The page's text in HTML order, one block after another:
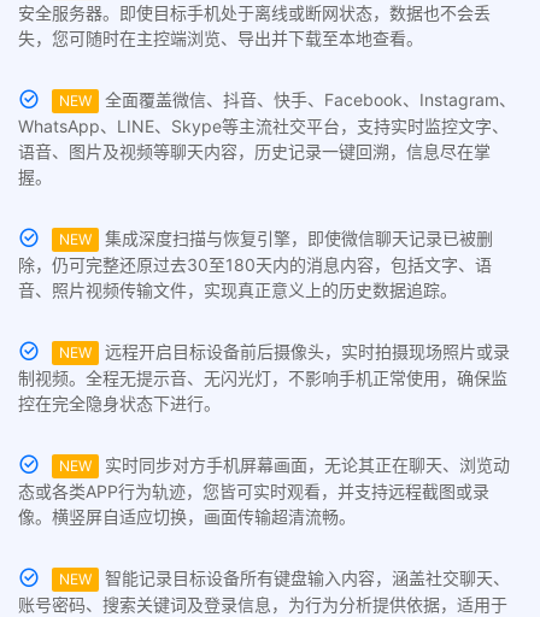
安全服务器。即使目标手机处于离线或断网状态，数据也不会丢
失，您可随时在主控端浏览、导出并下载至本地查看。
NEW
全面覆盖微信、抖音、快手、Facebook、Instagram、
WhatsApp、LINE、Skype等主流社交平台，支持实时监控文字、
语音、图片及视频等聊天内容，历史记录一键回溯，信息尽在掌
握。
NEW
集成深度扫描与恢复引擎，即使微信聊天记录已被删
除，仍可完整还原过去30至180天内的消息内容，包括文字、语
音、照片视频传输文件，实现真正意义上的历史数据追踪。
NEW
远程开启目标设备前后摄像头，实时拍摄现场照片或录
制视频。全程无提示音、无闪光灯，不影响手机正常使用，确保监
控在完全隐身状态下进行。
NEW
实时同步对方手机屏幕画面，无论其正在聊天、浏览动
态或各类APP行为轨迹，您皆可实时观看，并支持远程截图或录
像。横竖屏自适应切换，画面传输超清流畅。
NEW
智能记录目标设备所有键盘输入内容，涵盖社交聊天、
账号密码、搜索关键词及登录信息，为行为分析提供依据，适用于